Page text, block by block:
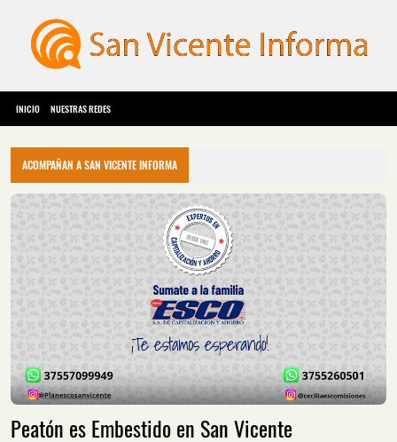
INICIO NUESTRAS REDES
ACOMPAÑAN A SAN VICENTE INFORMA
Peatón es Embestido en San Vicente